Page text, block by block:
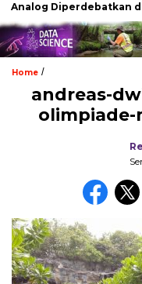
Diperdebatkan di
Home /
andreas-